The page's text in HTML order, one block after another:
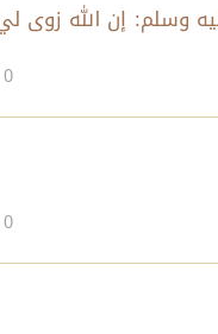
وسلم: إن الله زوى
0
0